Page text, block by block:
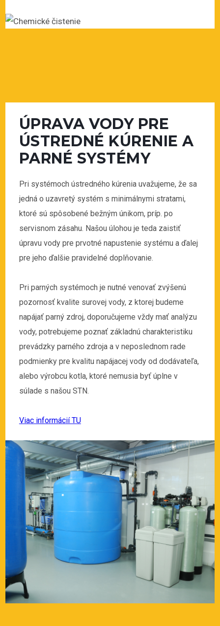
ÚPRAVA VODY PRE
ÚSTREDNÉ KÚRENIE A
PARNÉ SYSTÉMY
Pri systémoch ústredného kúrenia uvažujeme, že sa
jedná o uzavretý systém s minimálnymi stratami,
ktoré sú spôsobené bežným únikom, príp. po
servisnom zásahu. Našou úlohou je teda zaistiť
úpravu vody pre prvotné napustenie systému a ďalej
pre jeho ďalšie pravidelné doplňovanie.
Pri parných systémoch je nutné venovať zvýšenú
pozornosť kvalite surovej vody, z ktorej budeme
napájať parný zdroj, doporučujeme vždy mať analýzu
vody, potrebujeme poznať základnú charakteristiku
prevádzky parného zdroja a v neposlednom rade
podmienky pre kvalitu napájacej vody od dodávateľa,
alebo výrobcu kotla, ktoré nemusia byť úplne v
súlade s našou STN.
Viac informácií TU